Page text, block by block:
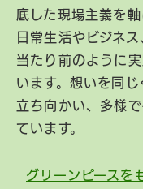
底した現場主義を
日常生活やビジネ
当たり前のように
います。想いを同
立ち向かい、多様
ています。
グリーンピースを